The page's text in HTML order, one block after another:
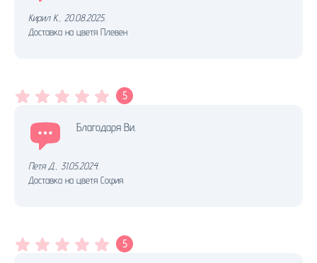
Кирил К. 20.08.2025.
Доставка на цветя Плевен
5
Благодаря Ви.
Петя Д.
31.05.2024.
Доставка на цветя София
5